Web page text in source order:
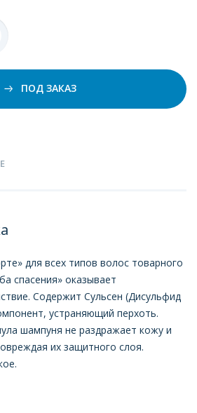
ПОД ЗАКАЗ
для всех типов волос товарного
спасения» оказывает
Содержит Сульсен (Дисульфид
устраняющий перхоть.
шампуня не раздражает кожу и
их защитного слоя.